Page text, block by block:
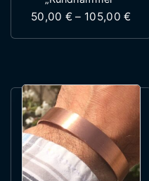
50,00€ – 105,00€
Dieses